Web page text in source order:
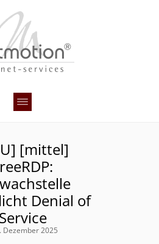
[mittel]
Denial of
Service
Dezember 2025